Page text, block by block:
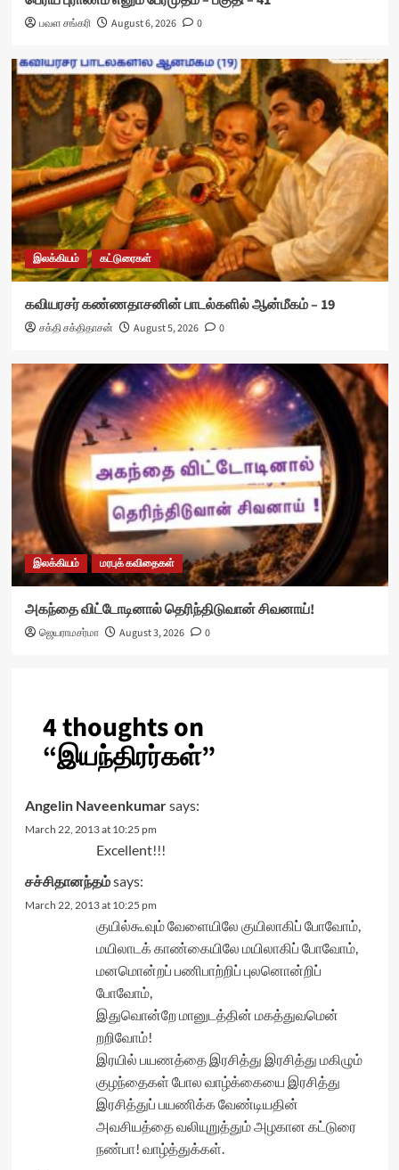
பவள சங்கரி August 6, 2026 0
இலக்கியம் கட்டுரைகள்
கவியரசர் கண்ணதாசனின் பாடல்களில் ஆன்மீகம் – 19
சக்தி சக்திதாசன் August 5, 2026 0
இலக்கியம் மரபுக் கவிதைகள்
அகந்தை விட்டோடினால் தெரிந்திடுவான் சிவனாய்!
ஜெயராமசர்மா August 3, 2026 0
4 thoughts on
“இயந்திரர்கள்”
Angelin Naveenkumarsays:
March 22, 2013 at 10:25 pm
Excellent!!!
சச்சிதானந்தம்says:
March 22, 2013 at 10:25 pm
குயில்கூவும் வேளையிலே குயிலாகிப் போவோம்,
மயிலாடக் காண்கையிலே மயிலாகிப் போவோம்,
மனமொன்றப் பணிபாற்றிப் புலனொன்றிப்
போவோம்,
இதுவொன்றே மானுடத்தின் மகத்துவமென்
றறிவோம்!
இரயில் பயணத்தை இரசித்து இரசித்து மகிழும்
குழந்தைகள் போல வாழ்க்கையை இரசித்து
இரசித்துப் பயணிக்க வேண்டியதின்
அவசியத்தை வலியுறுத்தும் அழகான கட்டுரை
நண்பா! வாழ்த்துக்கள்.